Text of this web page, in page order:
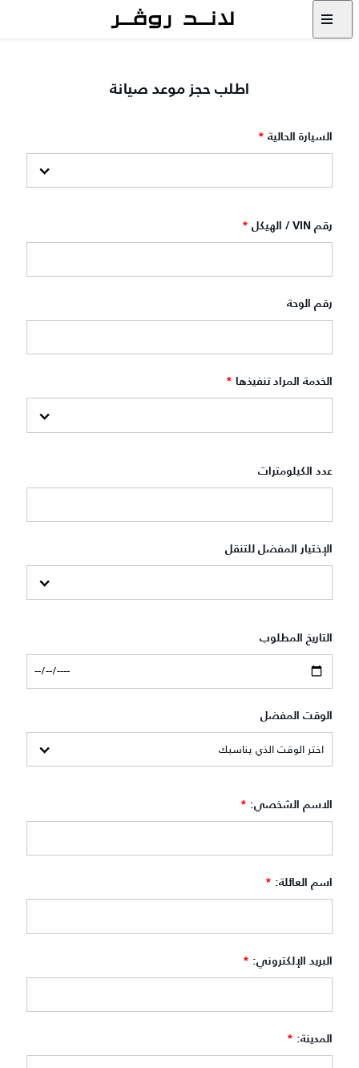
اطلب حجز موعد صيانة‎
السيارة الحالية *
رقم VIN / الهيكل *
رقم الوحة
الخدمة المراد تنفيذها *
عدد الكيلومترات
الإختيار المفضل للتنقل
التاريخ المطلوب
الوقت المفضل
الاسم الشخصي: *
اسم العائلة: *
البريد الإلكتروني: *
المدينة: *